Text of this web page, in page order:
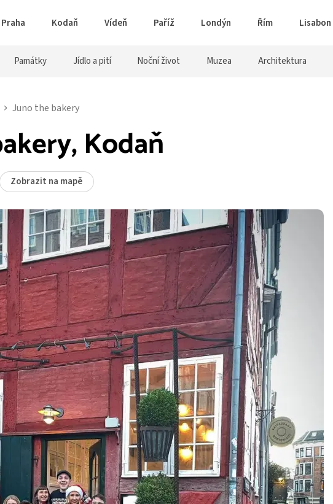
Praha Kodaň Vídeň Paříž Londýn Řím Lisabon
Památky Jídlo a pití Noční život Muzea Architektura
Juno the bakery
Kodaň
Zobrazit na mapě